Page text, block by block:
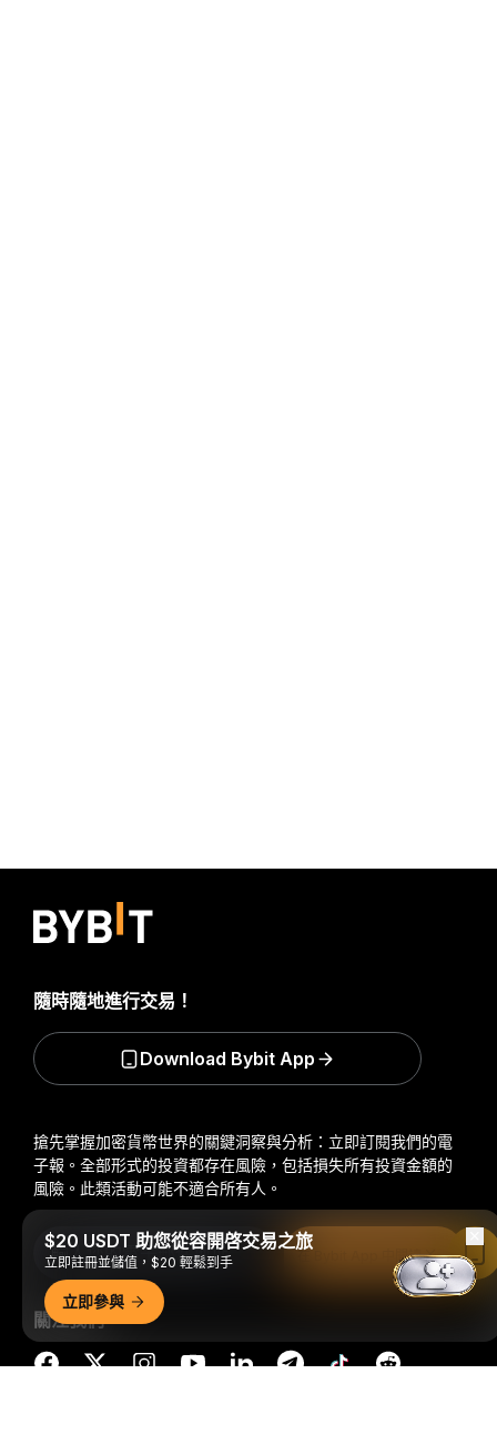
搶先掌握加密貨幣世界的關鍵洞察與分析：立即訂閱我們的電
子報。 全部形式的投資都存在風險，包括損失所有投資金額的
風險。此類活動可能不適合所有人。
關注我們
隨時隨地進行交易！
Download Bybit App
$20 USDT 助您從容開啓交易之旅
立即註冊並儲值，$20 輕鬆到手
立即參與
在 Bybit App 中閱讀